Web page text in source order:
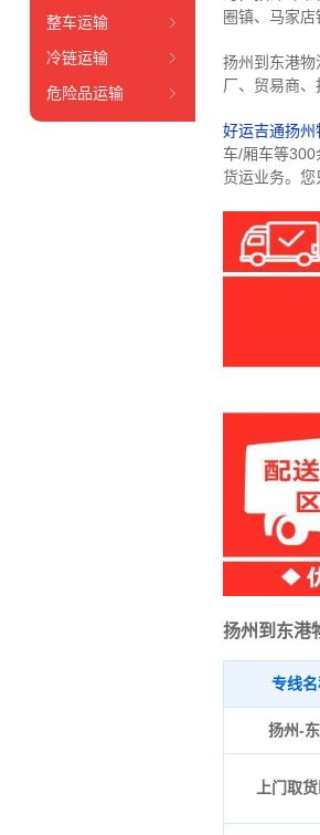
圈镇、马家
扬州到东港
厂、贸易商
好运吉通扬州
车/厢车等300
货运业务。 您
扬州到东港
专线
扬州-
上门取
整车运输
冷链运输
危险品运输